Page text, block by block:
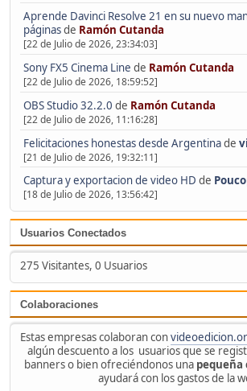
Aprende Davinci Resolve 21 en su nuevo
páginasde Ramón Cutanda
[22 de Julio de 2026, 23:34:03]
Sony FX5 Cinema Line de Ramón Cutanda
[22 de Julio de 2026, 18:59:52]
OBS Studio 32.2.0 de Ramón Cutanda
[22 de Julio de 2026, 11:16:28]
Felicitaciones honestas desde Argentinade
[21 de Julio de 2026, 19:32:11]
Captura y exportacion de video HD de
[18 de Julio de 2026, 13:56:42]
Usuarios Conectados
275 Visitantes, 0 Usuarios
Colaboraciones
Estas empresas colaboran con
algún descuento a los usuarios que se
banners o bien ofreciéndonos una pequeña
ayudará con los gastos de la